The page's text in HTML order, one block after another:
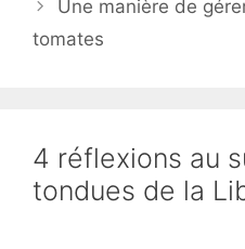
Une manière de
tomates
4 réflexions au
tondues de la